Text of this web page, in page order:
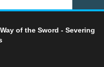
of the Sword - Severing